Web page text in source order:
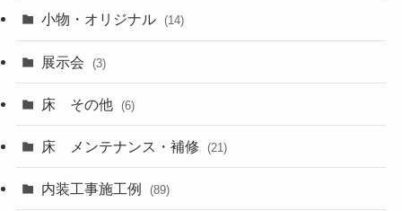
小物・オリジナル (14)
展示会 (3)
床 その他 (6)
床 メンテナンス・補修 (21)
内装工事施工例 (89)